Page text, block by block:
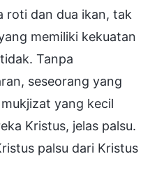
roti dan dua ikan, tak
memiliki kekuatan
Tanpa
seseorang yang
yang kecil
Kristus, jelas palsu.
palsu dari Kristus